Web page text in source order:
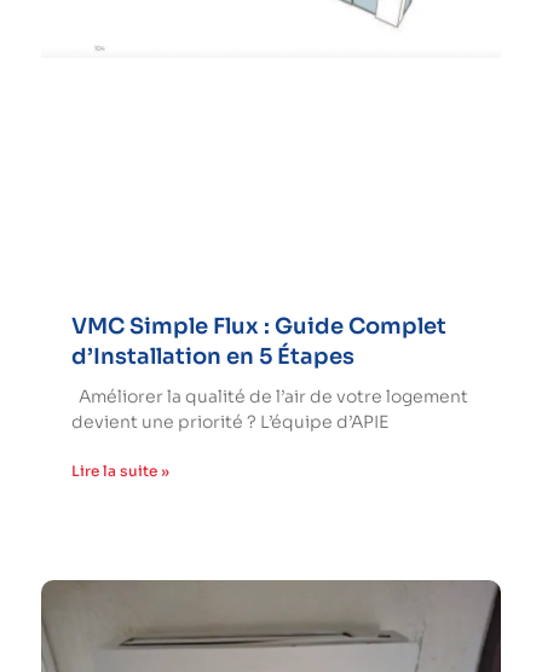
VMC Simple Flux : Guide Complet
d’Installation en 5 Étapes
Améliorer la qualité de l’air de votre logement
devient une priorité ? L’équipe d’APIE
Lire la suite »